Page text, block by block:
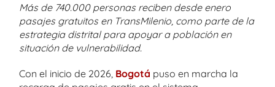
Más de 740.000 personas reciben desde enero
pasajes gratuitos en TransMilenio, como parte de la
estrategia distrital para apoyar a población en
situación de vulnerabilidad.
Con el inicio de 2026, Bogotá puso en marcha la